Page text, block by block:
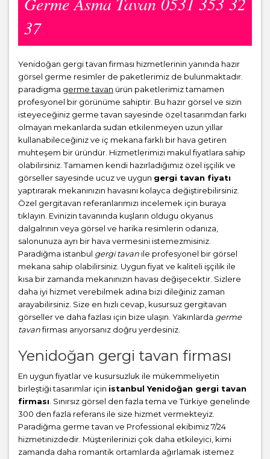
37
Yenidoğan gergi tavan firması hizmetlerinin yanında hazır
görsel germe resimler de paketlerimiz de bulunmaktadır.
paradigma germe tavan ürün paketlerimiz tamamen
profesyonel bir görünüme sahiptir. Bu hazır görsel ve sizin
isteyeceğiniz germe tavan sayesinde özel tasarımdan farkı
olmayan mekanlarda sudan etkilenmeyen uzun yıllar
kullanabileceğiniz ve iç mekana farklı bir hava getiren
muhteşem bir üründür. Hizmetlerimizi makul fiyatlara sahip
olabilirsiniz. Tamamen kendi hazırladığımız özel işçilik ve
görseller sayesinde ucuz ve uygun gergi tavan fiyatı
yaptırarak mekanınızın havasını kolayca değiştirebilirsiniz.
Özel gergitavan referanlarımızı incelemek için buraya
tıklayın. Evinizin tavanında kuşların oldugu okyanus
dalgalrının veya görsel ve harika resimlerin odanıza,
salonunuza ayrı bir hava vermesini istemezmisiniz.
Paradiğma istanbul gergi tavan ile profesyonel bir görsel
mekana sahip olabilirsiniz. Uygun fiyat ve kaliteli işçilik ile
kısa bir zamanda mekanınızın havası değişecektir. Sizlere
daha iyi hizmet verebilmek adına bizi dileğiniz zaman
arayabilirsiniz. Size en hızlı cevap, kusursuz gergitavan
görseller ve daha fazlası için bize ulaşın. Yakınlarda germe
tavanfirması arıyorsanız doğru yerdesiniz.
Yenidoğan gergi tavan firması
En uygun fiyatlar ve kusursuzluk ile mükemmeliyetin
birleştiği tasarımlar için istanbul Yenidoğan gergi tavan
firması . Sınırsız görsel den fazla tema ve Türkiye genelinde
300 den fazla referans ile size hizmet vermekteyiz.
Paradiğma germe tavan ve Professional ekibimiz 7/24
hizmetinizdedir. Müşterilerinizi çok daha etkileyici, kimi
zamanda daha romantik ortamlarda ağırlamak istemez